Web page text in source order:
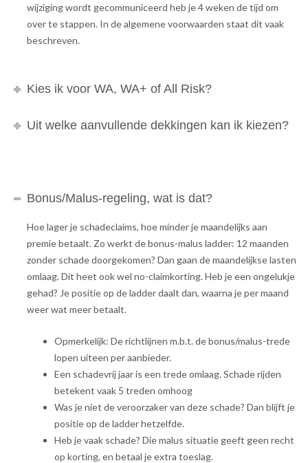
wijziging wordt gecommuniceerd heb je 4 weken de tijd om
over te stappen. In de algemene voorwaarden staat dit vaak
beschreven.
Kies ik voor WA, WA+ of All Risk?
Uit welke aanvullende dekkingen kan ik kiezen?
Bonus/Malus-regeling, wat is dat?
Hoe lager je schadeclaims, hoe minder je maandelijks aan
premie betaalt. Zo werkt de bonus-malus ladder: 12 maanden
zonder schade doorgekomen? Dan gaan de maandelijkse lasten
omlaag. Dit heet ook wel no-claimkorting. Heb je een ongelukje
gehad? Je positie op de ladder daalt dan, waarna je per maand
weer wat meer betaalt.
Opmerkelijk: De richtlijnen m.b.t. de bonus/malus-trede
lopen uiteen per aanbieder.
Een schadevrij jaar is een trede omlaag. Schade rijden
betekent vaak 5 treden omhoog
Was je niet de veroorzaker van deze schade? Dan blijft je
positie op de ladder hetzelfde.
Heb je vaak schade? Die malus situatie geeft geen recht
op korting, en betaal je extra toeslag.